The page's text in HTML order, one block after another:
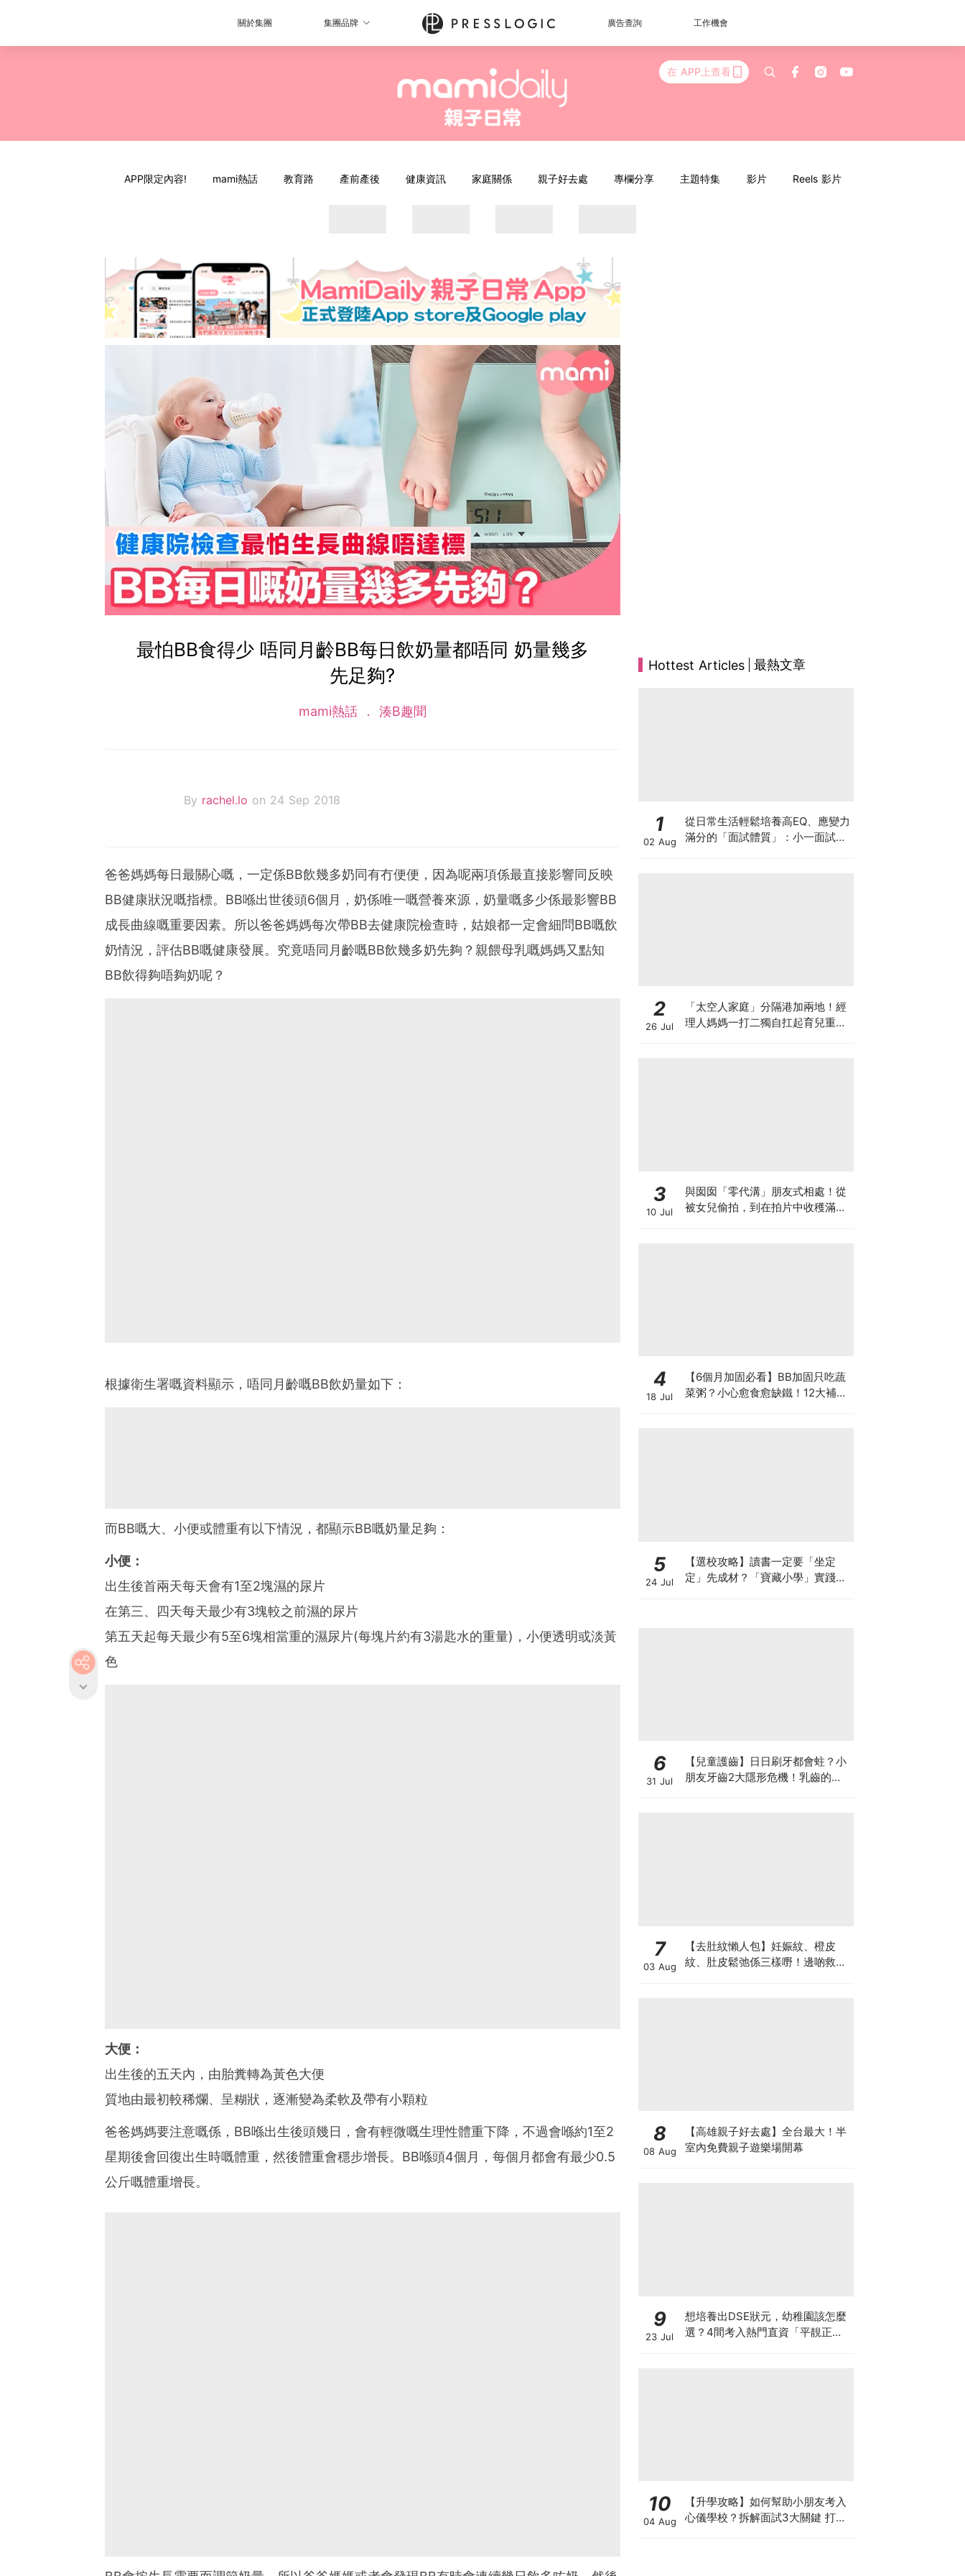
關於集團 集團品牌 廣告查詢 工作機會
在 APP上查看
APP限定內容! mami熱話 教育路 產前產後 健康資訊 家庭關係 親子好去處 專欄分享 主題特集 影片 Reels 影片
最怕BB食得少 唔同月齡BB每日飲奶量都唔同 奶量幾多
先足夠?
mami熱話 湊B趣聞
By rachel.lo on 24 Sep 2018
爸爸媽媽每日最關心嘅，一定係BB飲幾多奶同有冇便便，因為呢兩項係最直接影響同反映
BB健康狀況嘅指標。BB喺出世後頭6個月，奶係唯一嘅營養來源，奶量嘅多少係最影響BB
成長曲線嘅重要因素。所以爸爸媽媽每次帶BB去健康院檢查時，姑娘都一定會細問BB嘅飲
奶情況，評估BB嘅健康發展。究竟唔同月齡嘅BB飲幾多奶先夠？親餵母乳嘅媽媽又點知
BB飲得夠唔夠奶呢？
根據衛生署嘅資料顯示，唔同月齡嘅BB飲奶量如下：
而BB嘅大、小便或體重有以下情況，都顯示BB嘅奶量足夠：
小便：
出生後首兩天每天會有1至2塊濕的尿片
在第三、四天每天最少有3塊較之前濕的尿片
第五天起每天最少有5至6塊相當重的濕尿片(每塊片約有3湯匙水的重量)，小便透明或淡黃
色
大便：
出生後的五天內，由胎糞轉為黃色大便
質地由最初較稀爛、呈糊狀，逐漸變為柔軟及帶有小顆粒
爸爸媽媽要注意嘅係，BB喺出生後頭幾日，會有輕微嘅生理性體重下降，不過會喺約1至2
星期後會回復出生時嘅體重，然後體重會穩步增長。BB喺頭4個月，每個月都會有最少0.5
公斤嘅體重增長。
Hottest Articles 最熱文章
1
02 Aug
從日常生活輕鬆培養高EQ、應變力
滿分的「面試體質」：小一面試最
2
26 Jul
「太空人家庭」分隔港加兩地！經
理人媽媽一打二獨自扛起育兒重
3
10 Jul
與囡囡「零代溝」朋友式相處！從
被女兒偷拍，到在拍片中收穫滿足
4
18 Jul
【6個月加固必看】BB加固只吃蔬
菜粥？小心愈食愈缺鐵！12大補鐵
5
24 Jul
【選校攻略】讀書一定要「坐定
定」先成材？「寶藏小學」實踐動
6
31 Jul
【兒童護齒】日日刷牙都會蛀？小
朋友牙齒2大隱形危機！乳齒的琺
7
03 Aug
【去肚紋懶人包】妊娠紋、橙皮
紋、肚皮鬆弛係三樣嘢！邊啲救得
8
08 Aug
【高雄親子好去處】全台最大！半
室內免費親子遊樂場開幕
9
23 Jul
想培養出DSE狀元，幼稚園該怎麼
選？4間考入熱門直資「平靚正」
10
04 Aug
【升學攻略】如何幫助小朋友考入
心儀學校？拆解面試3大關鍵 打好